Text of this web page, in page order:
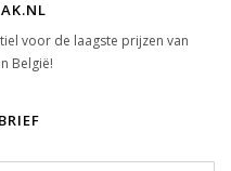
voor de laagste prijzen van
België!